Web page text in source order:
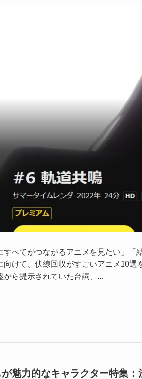
すべてがつながるアニメを見たい」
向けて、伏線回収がすごいアニメ10
から提示されていた台詞、...
魅力的なキャラクター特集：